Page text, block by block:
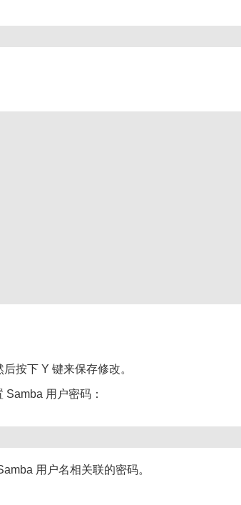
按下 Y 键来保存修改。
用户密码：
用户名相关联的密码。